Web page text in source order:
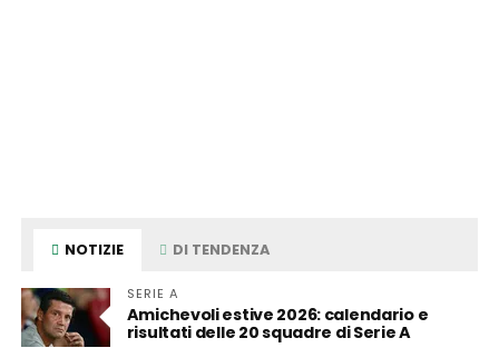
NOTIZIE DI TENDENZA
SERIE A
Amichevoli estive 2026: calendario e
risultati delle 20 squadre di Serie A